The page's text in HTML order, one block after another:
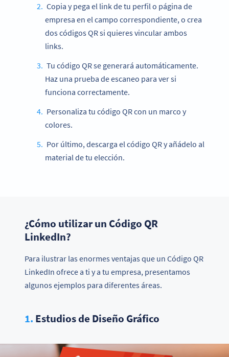
Copia y pega el link de tu perfil o página de
empresa en el campo correspondiente, o crea
dos códigos QR si quieres vincular ambos
links.
Tu código QR se generará automáticamente.
Haz una prueba de escaneo para ver si
funciona correctamente.
Personaliza tu código QR con un marco y
colores.
Por último, descarga el código QR y añádelo al
material de tu elección.
¿Cómo utilizar un Código QR
LinkedIn?
Para ilustrar las enormes ventajas que un Código QR
LinkedIn ofrece a ti y a tu empresa, presentamos
algunos ejemplos para diferentes áreas.
1. Estudios de Diseño Gráfico